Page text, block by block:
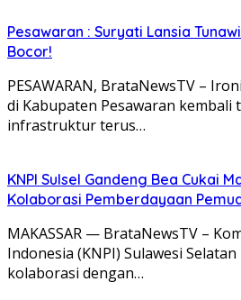
Pesawaran : Suryati Lansia
Bocor!
PESAWARAN, BrataNewsTV –
di Kabupaten Pesawaran kembali
infrastruktur terus…
KNPI Sulsel Gandeng Bea Cukai
Kolaborasi Pemberdayaan
MAKASSAR — BrataNewsTV –
Indonesia (KNPI) Sulawesi
kolaborasi dengan…